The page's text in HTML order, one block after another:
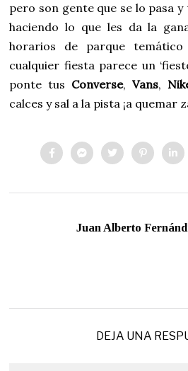
pero son gente que se lo pasa
haciendo lo que les da la
horarios de parque
cualquier fiesta parece un
ponte tus Converse,Vans,
calces y sal a la pista ¡a quemar
Juan Alberto
DEJA UNA